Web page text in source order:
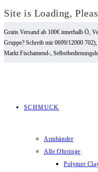
Site is Loading,
Zum
Inhalt
springen
Gratis Versand ab 100€ innerhalb Ö,
Gruppe? Schreib mir 0699/12000
Markt Fischamend-,
SCHMUCK
Armbänder
Alle Ohrringe
Polymer